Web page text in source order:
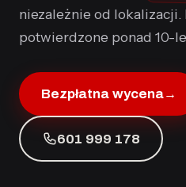
niezależnie od lokalizacji.
potwierdzone ponad 10-
Bezpłatna wycena→
601 999 178